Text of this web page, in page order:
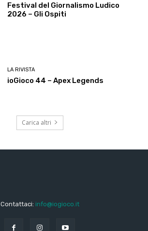
Festival del Giornalismo Ludico
2026 – Gli Ospiti
LA RIVISTA
ioGioco 44 – Apex Legends
Carica altri
Contattaci: info@iogioco.it